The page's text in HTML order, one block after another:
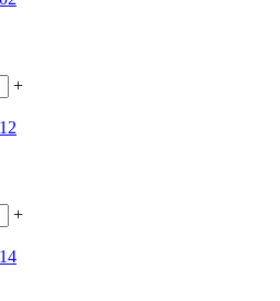
+
+